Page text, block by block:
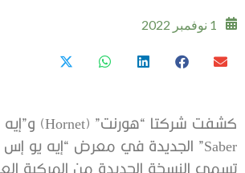
1 نوفمبر 2022
Saber” الجديدة في معرض “إيه يو إس إيه 2022” (AUSA 2022).